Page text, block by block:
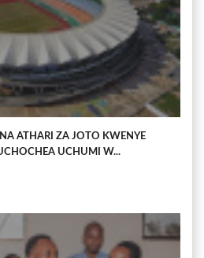
ATHARI ZA JOTO KWENYE
UCHUMI W...